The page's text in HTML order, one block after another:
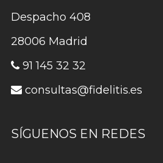
Despacho 408
28006 Madrid
91 145 32 32
consultas@fidelitis.es
SÍGUENOS EN REDES